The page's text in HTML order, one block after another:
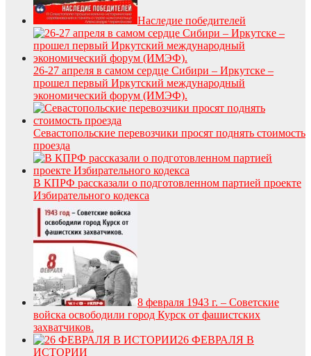
Наследие победителей
26-27 апреля в самом сердце Сибири – Иркутске –
прошел первый Иркутский международный
экономический форум (ИМЭФ).
Севастопольские перевозчики просят поднять стоимость
проезда
В КПРФ рассказали о подготовленном партией проекте
Избирательного кодекса
8 февраля 1943 г. – Советские
войска освободили город Курск от фашистских
захватчиков.
26 ФЕВРАЛЯ В
ИСТОРИИ